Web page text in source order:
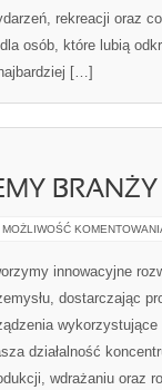
rekreacji oraz
osób, które lubią
[…]
BRANŻY
MOŻLIWOŚĆ
innowacyjne
dostarczając
działalność
wdrażaniu oraz